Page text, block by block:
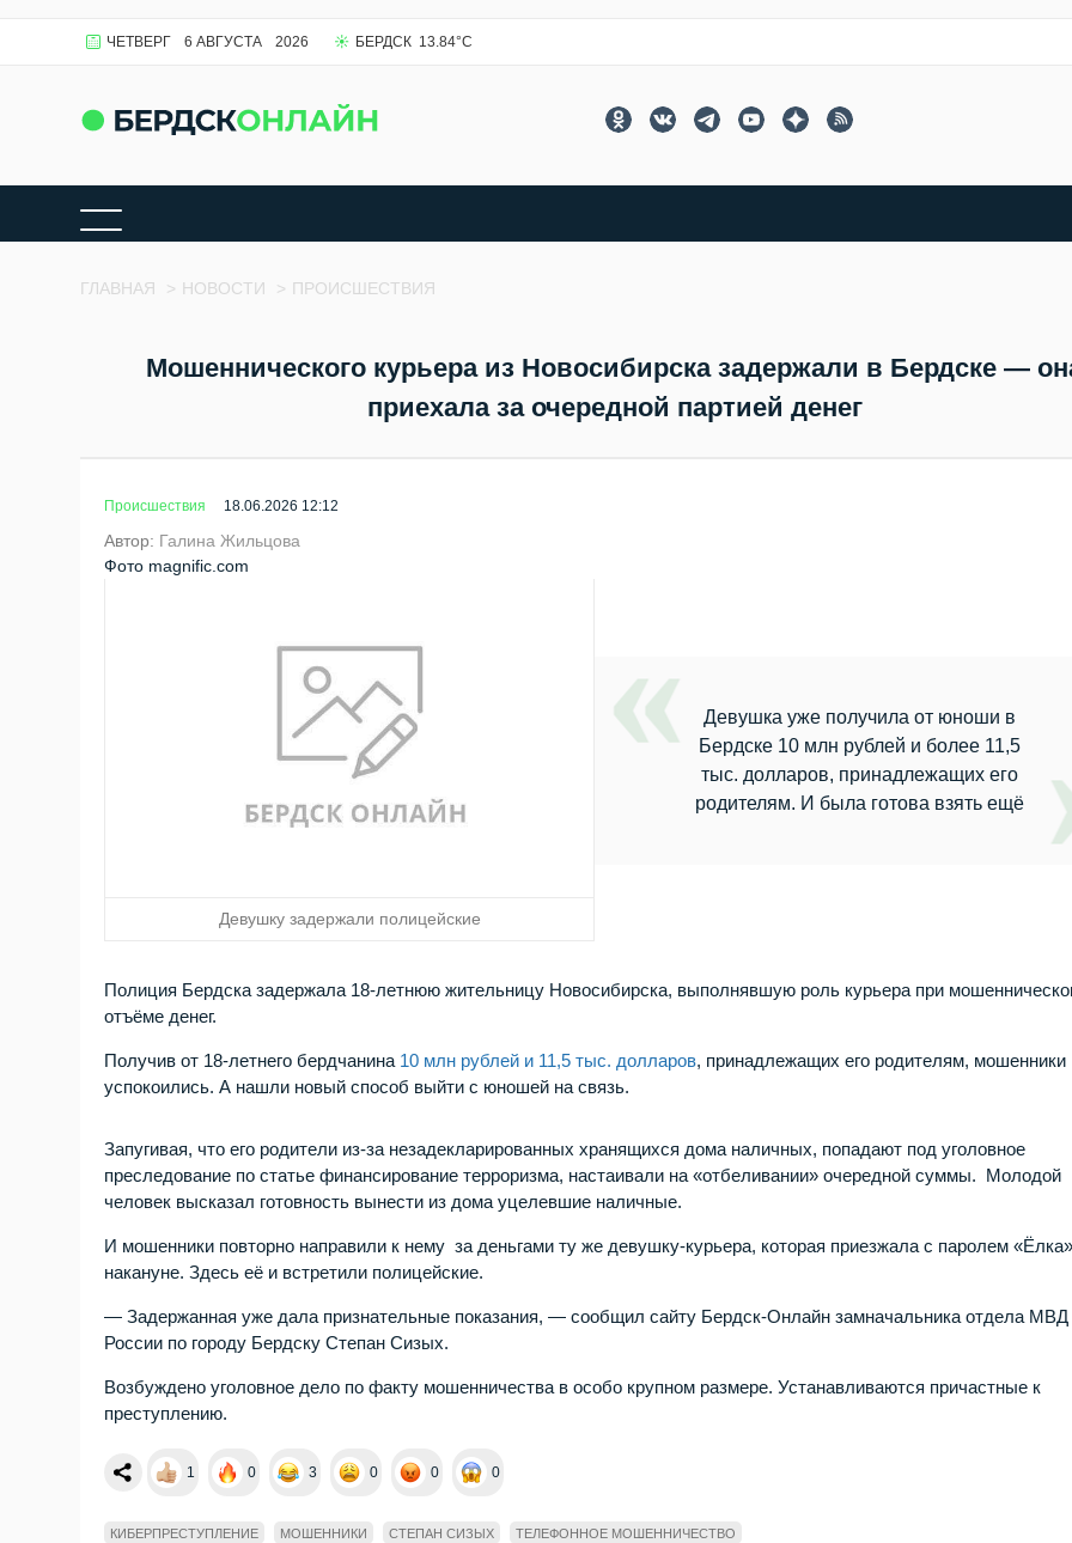
ЧЕТВЕРГ 6 АВГУСТА 2026 БЕРДСК 13.84°C
ГЛАВНАЯ > НОВОСТИ > ПРОИСШЕСТВИЯ
Мошеннического курьера из Новосибирска задержали в Бердске —
приехала за очередной партией денег
Происшествия 18.06.2026 12:12
Автор: Галина Жильцова
Фото magnific.com
Девушку задержали полицейские
Девушка уже получила от юноши в
Бердске 10 млн рублей и более 11,5
тыс. долларов, принадлежащих его
родителям. И была готова взять ещё
Полиция Бердска задержала 18-летнюю жительницу Новосибирска, выполнявшую роль курьера при
отъёме денег.
Получив от 18-летнего бердчанина 10 млн рублей и 11,5 тыс. долларов, принадлежащих его родителям, мошенники
успокоились. А нашли новый способ выйти с юношей на связь.
Запугивая, что его родители из-за незадекларированных хранящихся дома наличных, попадают под уголовное
преследование по статье финансирование терроризма, настаивали на «отбеливании» очередной суммы. Молодой
человек высказал готовность вынести из дома уцелевшие наличные.
И мошенники повторно направили к нему за деньгами ту же девушку-курьера, которая приезжала с паролем
накануне. Здесь её и встретили полицейские.
— Задержанная уже дала признательные показания, — сообщил сайту Бердск-Онлайн замначальника отдела МВД
России по городу Бердску Степан Сизых.
Возбуждено уголовное дело по факту мошенничества в особо крупном размере. Устанавливаются причастные к
преступлению.
1 0 3 0 0 0
КИБЕРПРЕСТУПЛЕНИЕ МОШЕННИКИ СТЕПАН СИЗЫХ ТЕЛЕФОННОЕ МОШЕННИЧЕСТВО